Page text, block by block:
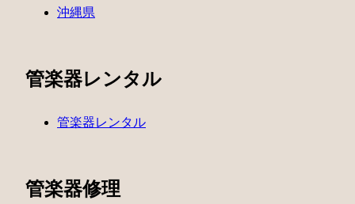
沖縄県
管楽器レンタル
管楽器レンタル
管楽器修理